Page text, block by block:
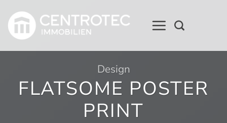
Inhalt
springen
Design
FLATSOME POSTER
PRINT